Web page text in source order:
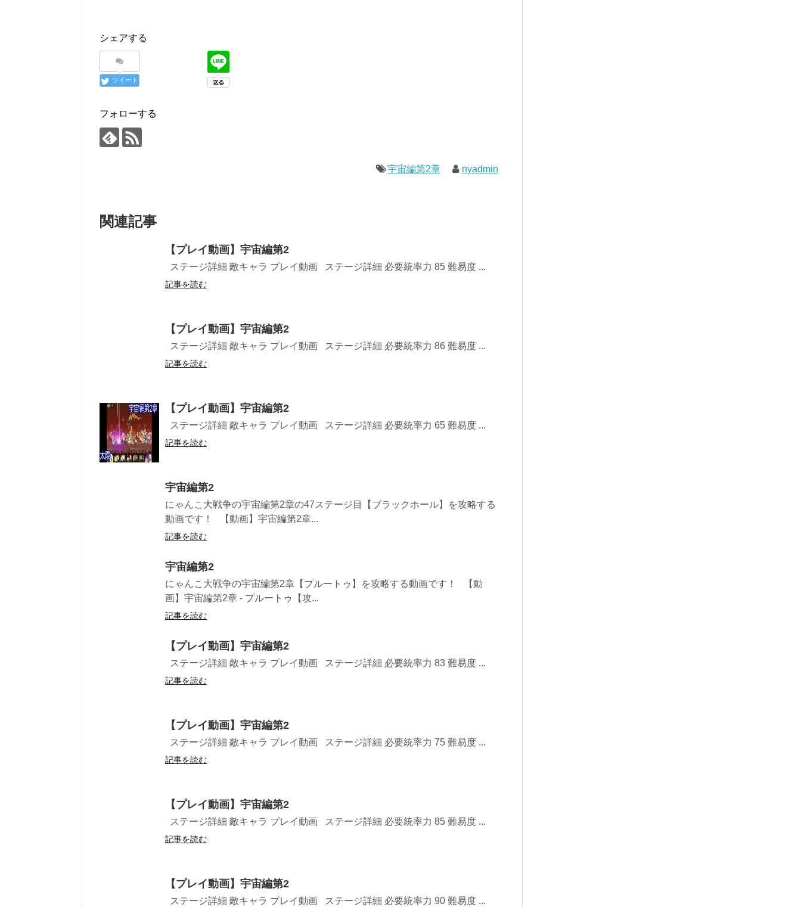
シェアする
ツイート
フォローする
宇宙編第2章 nyadmin
関連記事
【プレイ動画】宇宙編第2
ステージ詳細 敵キャラ プレイ動画 ステージ詳細 必要統率力 85 難易度 ...
記事を読む
【プレイ動画】宇宙編第2
ステージ詳細 敵キャラ プレイ動画 ステージ詳細 必要統率力 86 難易度 ...
記事を読む
【プレイ動画】宇宙編第2
ステージ詳細 敵キャラ プレイ動画 ステージ詳細 必要統率力 65 難易度 ...
記事を読む
宇宙編第2
にゃんこ大戦争の宇宙編第2章の47ステージ目【ブラックホール】を攻略する
動画です！ 【動画】宇宙編第2章...
記事を読む
宇宙編第2
にゃんこ大戦争の宇宙編第2章【プルートゥ】を攻略する動画です！ 【動
画】宇宙編第2章 - プルートゥ【攻...
記事を読む
【プレイ動画】宇宙編第2
ステージ詳細 敵キャラ プレイ動画 ステージ詳細 必要統率力 83 難易度 ...
記事を読む
【プレイ動画】宇宙編第2
ステージ詳細 敵キャラ プレイ動画 ステージ詳細 必要統率力 75 難易度 ...
記事を読む
【プレイ動画】宇宙編第2
ステージ詳細 敵キャラ プレイ動画 ステージ詳細 必要統率力 85 難易度 ...
記事を読む
【プレイ動画】宇宙編第2
ステージ詳細 敵キャラ プレイ動画 ステージ詳細 必要統率力 90 難易度 ...